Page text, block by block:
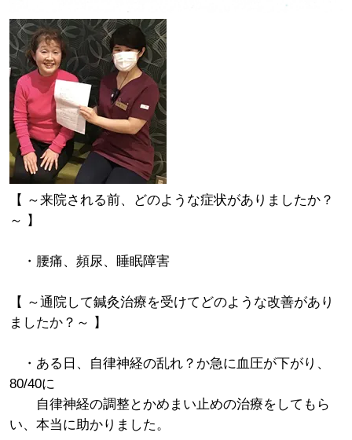
【 ～来院される前、どのような症状がありましたか？
～ 】
・腰痛、頻尿、睡眠障害
【 ～通院して鍼灸治療を受けてどのような改善があり
ましたか？～ 】
・ある日、自律神経の乱れ？か急に血圧が下がり、
80/40に
自律神経の調整とかめまい止めの治療をしてもら
い、本当に助かりました。